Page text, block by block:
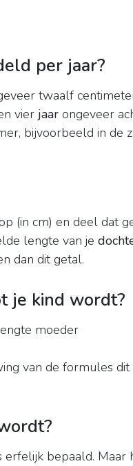
per jaar?
twaalf
vier jaar ongeveer
bijvoorbeeld in de
(in cm) en deel dat
lengte van je
dan dit getal.
je kind wordt?
moeder
van de formules
erfelijk bepaald. Maar